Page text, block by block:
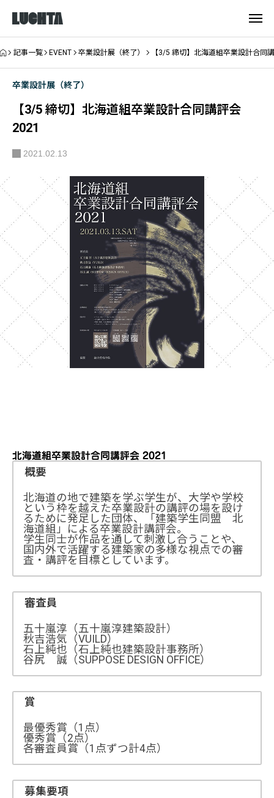
記事一覧 EVENT 卒業設計展（終了） 【3/5 締切】北海道組卒業設計合同
卒業設計展（終了）
【3/5 締切】北海道組卒業設計合同講評会
2021
2021.02.13
北海道組卒業設計合同講評会 2021
概要
北海道の地で建築を学ぶ学生が、大学や学校
という枠を越えた卒業設計の講評の場を設け
るために発足した団体、「建築学生同盟 北
海道組」による卒業設計講評会。
学生同士が作品を通して刺激し合うことや、
国内外で活躍する建築家の多様な視点での審
査・講評を目標としています。
審査員
五十嵐淳（五十嵐淳建築設計）
秋吉浩気（VUILD）
石上純也（石上純也建築設計事務所）
谷尻 誠（SUPPOSE DESIGN OFFICE）
賞
最優秀賞（1点）
優秀賞（2点）
各審査員賞（1点ずつ計4点）
募集要項